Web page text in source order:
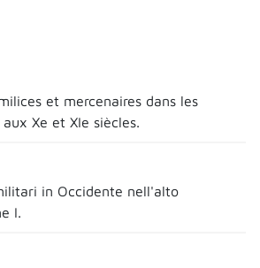
et mercenaires dans les
Xe et XIe siècles.
in Occidente nell'alto
I.